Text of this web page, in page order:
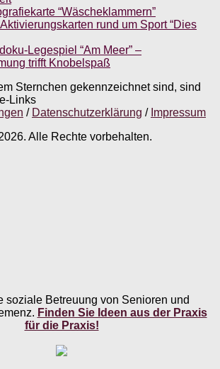
“Wäscheklammern”
rund um Sport “Dies
Legespiel “Am Meer” –
trifft Knobelspaß
Sternchen gekennzeichnet sind, sind
Links
/ Datenschutzerklärung / Impressum
Alle Rechte vorbehalten.
soziale Betreuung von Senioren und
Finden Sie Ideen aus der Praxis
für die Praxis!